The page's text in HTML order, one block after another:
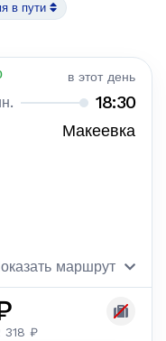
в пути
в этот день
18:30
Макеевка
маршрут
318 ₽